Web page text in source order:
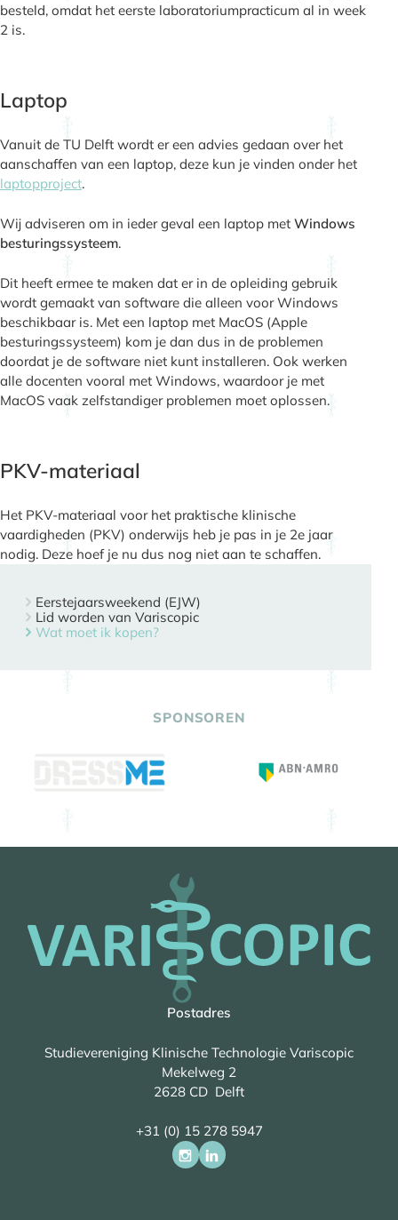
besteld, omdat het eerste laboratoriumpracticum al in week
2 is.
Laptop
Vanuit de TU Delft wordt er een advies gedaan over het
aanschaffen van een laptop, deze kun je vinden onder het
laptopproject.
Wij adviseren om in ieder geval een laptop met Windows
besturingssysteem.
Dit heeft ermee te maken dat er in de opleiding gebruik
wordt gemaakt van software die alleen voor Windows
beschikbaar is. Met een laptop met MacOS (Apple
besturingssysteem) kom je dan dus in de problemen
doordat je de software niet kunt installeren. Ook werken
alle docenten vooral met Windows, waardoor je met
MacOS vaak zelfstandiger problemen moet oplossen.
PKV-materiaal
Het PKV-materiaal voor het praktische klinische
vaardigheden (PKV) onderwijs heb je pas in je 2e jaar
nodig. Deze hoef je nu dus nog niet aan te schaffen.
Eerstejaarsweekend (EJW)
Lid worden van Variscopic
Wat moet ik kopen?
SPONSOREN
Postadres
Studievereniging Klinische Technologie Variscopic
Mekelweg 2
2628 CD Delft
+31 (0) 15 278 5947